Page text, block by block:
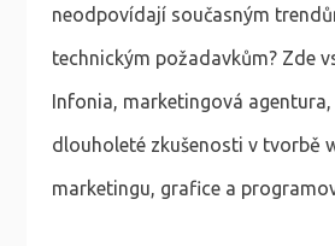
neodpovídají současným
technickým požadavkům? Zde
Infonia, marketingová
dlouholeté zkušenosti v tvorbě
marketingu, grafice a